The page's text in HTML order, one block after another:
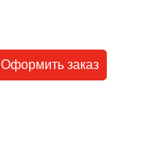
Оформить заказ